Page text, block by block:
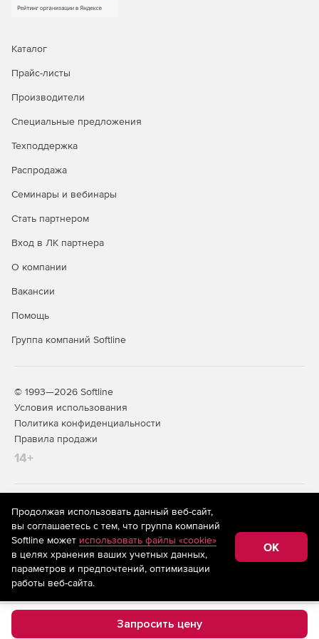
посредством корректировки сеток, построения
устранять дыры в геометрии импортированной модели и
поверхности, заполнять дыры с помощью заплаток,
переходов.
Machining автоматически анализирует топологию модели
отверстия и рельефные поверхности обрабатываются в
ZW3D автоматически, сокращая время подготовки до
Возможности
Show-n-Tell™
Обучающее
Транслятор для
INVENTOR
Транслятор для
IGES, PARASOLID,
STEP, DWG/DXF,
VDA, STL
+ +
2D эскизы с
+ + + +
Запросить цену
Каталог
Прайс-листы
Производители
Специальные предложения
Техподдержка
Распродажа
Семинары и вебинары
Стать партнером
Вход в ЛК партнера
О компании
Вакансии
Помощь
Группа компаний Softline
© 1993—2026 Softline
Условия использования
Политика конфиденциальности
Правила продажи
14+
На информационном ресурсе store.softline.ru применяются
рекомендательные технологии
(информационные технологии
предоставления информации на основе сбора,
систематизации и анализа сведений, относящихся к
предпочтениям пользователей сети «Интернет»,
находящихся на территории Российской Федерации)
Продолжая использовать данный веб-сайт,
вы соглашаетесь с тем, что группа компаний
Softline может использовать файлы «cookie»
в целях хранения ваших учетных данных,
параметров и предпочтений, оптимизации
работы веб-сайта.
OK